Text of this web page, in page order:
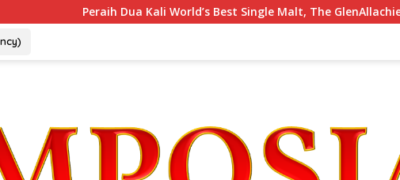
Peraih Dua Kali World’s Best Single Malt, The GlenAllachie, Resmi